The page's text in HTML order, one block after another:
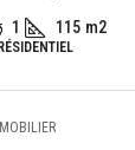
70 m2